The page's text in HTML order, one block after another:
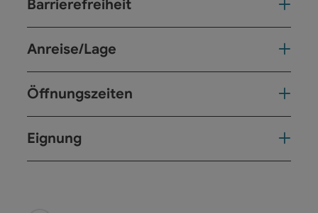
Barrierefreiheit
Anreise/Lage
Öffnungszeiten
Eignung